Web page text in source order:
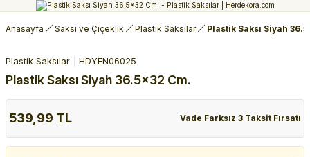
Anasayfa Saksı ve Çiçeklik Plastik Saksılar Plastik Saksı Siyah
Plastik Saksılar HDYEN06025
Plastik Saksı Siyah 36.5x32 Cm.
539,99 TL Vade Farksız 3 Taksit Fırsatı